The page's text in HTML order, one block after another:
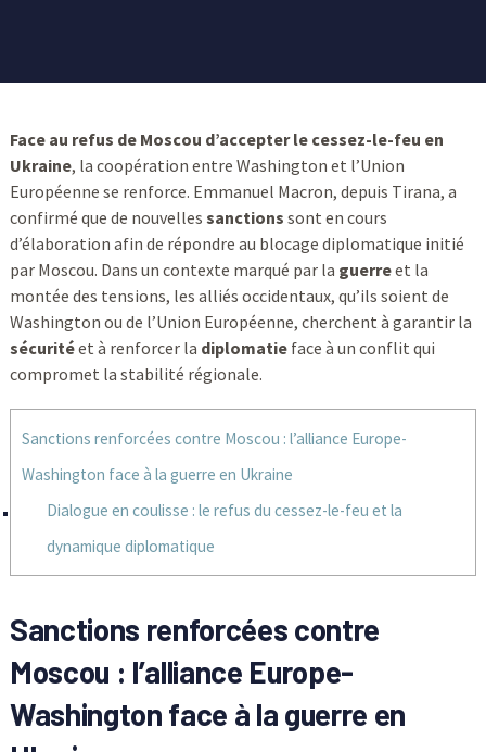
Face au refus de Moscou d’accepter le cessez-le-feu en
Ukraine, la coopération entre Washington et l’Union
Européenne se renforce. Emmanuel Macron, depuis Tirana, a
confirmé que de nouvelles sanctions sont en cours
d’élaboration afin de répondre au blocage diplomatique initié
par Moscou. Dans un contexte marqué par la guerreet la
montée des tensions, les alliés occidentaux, qu’ils soient de
Washington ou de l’Union Européenne, cherchent à garantir la
sécuritéet à renforcer la diplomatieface à un conflit qui
compromet la stabilité régionale.
Sanctions renforcées contre Moscou : l’alliance Europe-
Washington face à la guerre en Ukraine
Dialogue en coulisse : le refus du cessez-le-feu et la
dynamique diplomatique
Sanctions renforcées contre
Moscou : l’alliance Europe-
Washington face à la guerre en